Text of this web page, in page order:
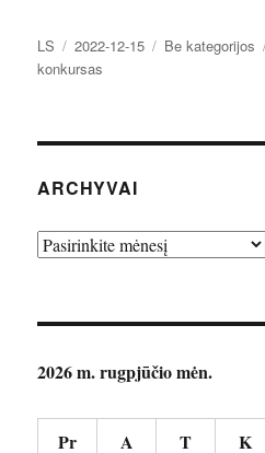
Autorius
LS Paskelbta
2022-12-15 Kategorijos
Be kategorijos
konkursas
ARCHYVAI
Archyvai
2026 m. rugpjūčio mėn.
Pr A T K